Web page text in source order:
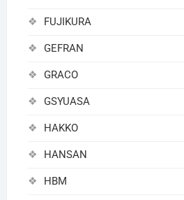
FUJIKURA
GEFRAN
GRACO
GSYUASA
HAKKO
HANSAN
HBM